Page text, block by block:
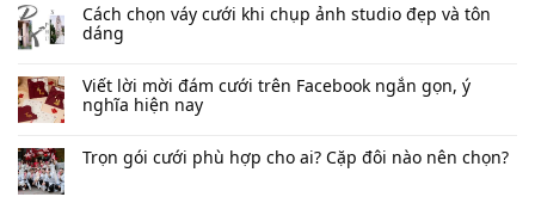
Cách chọn váy cưới khi chụp ảnh studio đẹp và tôn
dáng
Viết lời mời đám cưới trên Facebook​ ngắn gọn, ý
nghĩa hiện nay
Trọn gói cưới phù hợp cho ai? Cặp đôi nào nên chọn?